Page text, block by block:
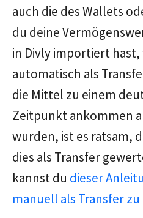
auch die des Wallets
du deine
in Divly importiert hast,
automatisch als
die Mittel zu einem
Zeitpunkt ankommen
wurden, ist es ratsam,
dies als Transfer
kannst du dieser
manuell als Transfer